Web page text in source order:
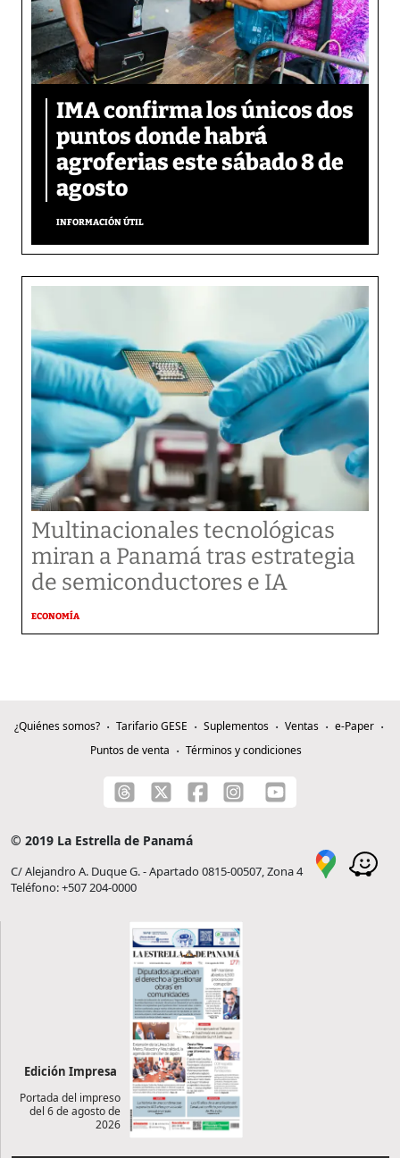
IMA confirma los únicos dos
puntos donde habrá
agroferias este sábado 8 de
agosto
INFORMACIÓN ÚTIL
Multinacionales tecnológicas
miran a Panamá tras estrategia
de semiconductores e IA
ECONOMÍA
¿Quiénes somos? Tarifario GESE Suplementos Ventas
e-Paper
Puntos de venta
Términos y condiciones
© 2019 La Estrella de Panamá
C/ Alejandro A. Duque G. - Apartado 0815-00507, Zona 4
Teléfono: +507 204-0000
Edición Impresa
Portada del impreso
del 6 de agosto de
2026